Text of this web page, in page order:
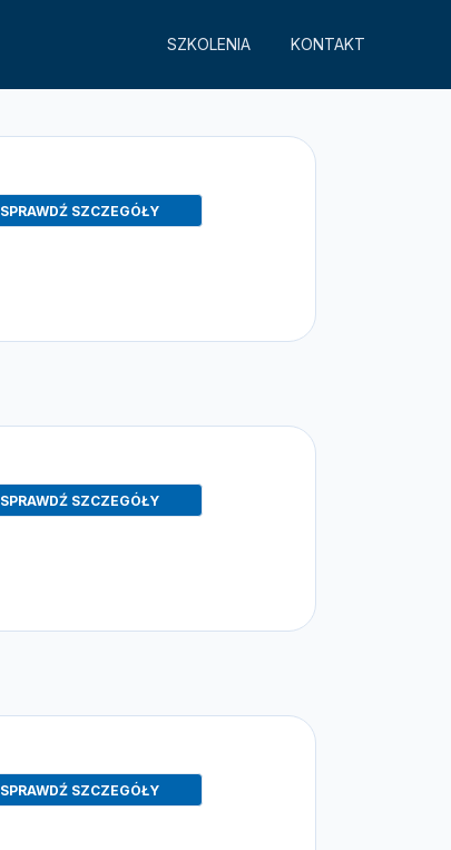
SZKOLENIA KONTAKT
Przycisk
Przycisk
SPRAWDŹ SZCZEGÓŁY
SPRAWDŹ SZCZEGÓŁY
SPRAWDŹ SZCZEGÓŁY